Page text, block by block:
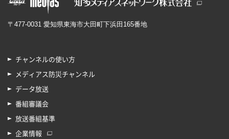
〒477-0031 愛知県東海市大田町下浜田165番地
チャンネルの使い方
メディアス防災チャンネル
データ放送
番組審議会
放送番組基準
企業情報